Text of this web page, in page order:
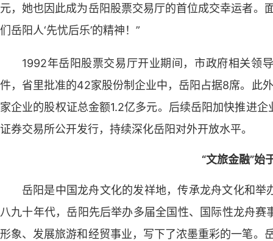
元，她也因此成为岳阳股票交易厅的首位成交幸运者。
们岳阳人‘先忧后乐’的精神！”
1992年岳阳股票交易厅开业期间，市政府相关领
件，省里批准的42家股份制企业中，岳阳占据8席。此
家企业的股权证总金额1.2亿多元。后续岳阳加快推进
证券交易所公开发行，持续深化岳阳对外开放水平。
“文旅金融”始
岳阳是中国龙舟文化的发祥地，传承龙舟文化和
八九十年代，岳阳先后举办多届全国性、国际性龙舟
形象、发展旅游和经贸事业，写下了浓墨重彩的一笔。